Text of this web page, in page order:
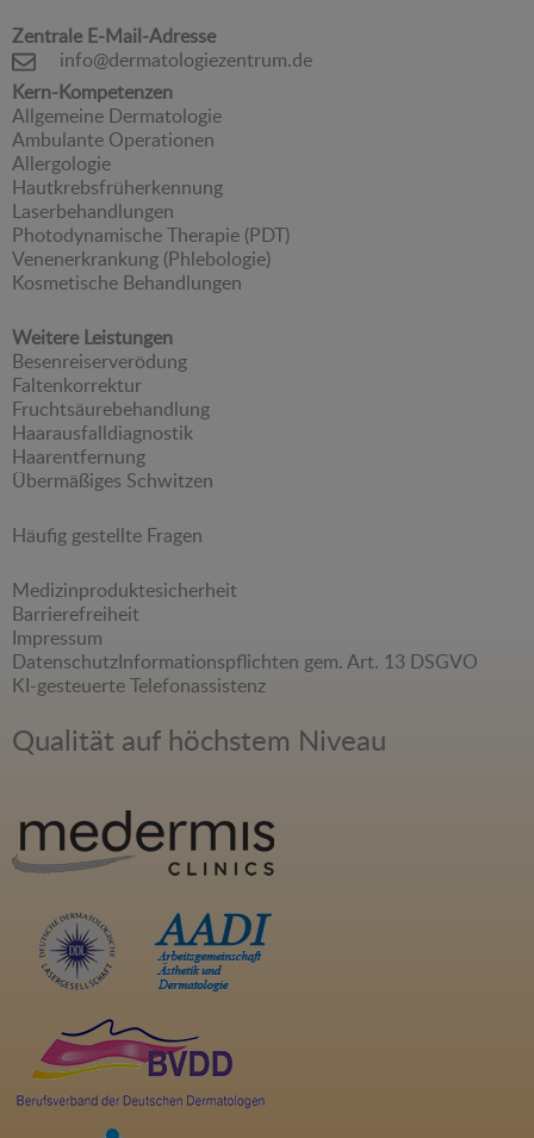
Zentrale E-Mail-Adresse
info@dermatologiezentrum.de
Kern-Kompetenzen
Allgemeine Dermatologie
Ambulante Operationen
Allergologie
Hautkrebsfrüherkennung
Laserbehandlungen
Photodynamische Therapie (PDT)
Venenerkrankung (Phlebologie)
Kosmetische Behandlungen
Weitere Leistungen
Besenreiserverödung
Faltenkorrektur
Fruchtsäurebehandlung
Haarausfalldiagnostik
Haarentfernung
Übermäßiges Schwitzen
Häufig gestellte Fragen
Medizinproduktesicherheit
Barrierefreiheit
Impressum
DatenschutzInformationspflichten gem. Art. 13 DSGVO
KI-gesteuerte Telefonassistenz
Qualität auf höchstem Niveau